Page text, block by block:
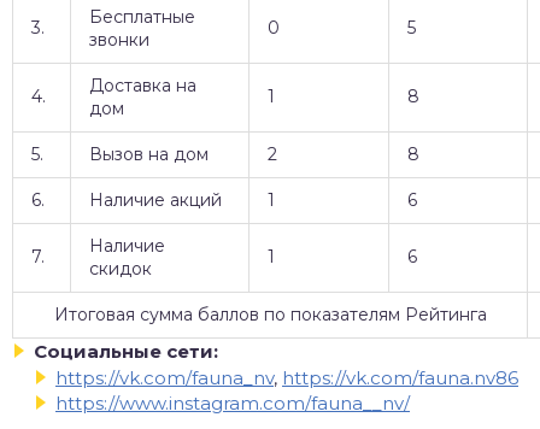
3.
Бесплатные
звонки
0 5
4.
Доставка на
дом
1 8
5. Вызов на дом 2 8
6. Наличие акций 1 6
7.
Наличие
скидок
1 6
Итоговая сумма баллов по показателям Рейтинга
Социальные сети:
https://vk.com/fauna_nv, https://vk.com/fauna.nv86
https://www.instagram.com/fauna__nv/